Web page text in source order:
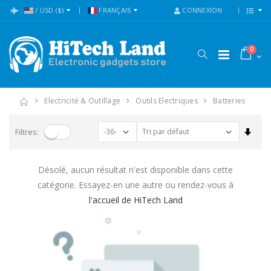
: / USD ($) FRANÇAIS CONNEXION
0
Electricité & Outillage Outils Electriques Batteries
Filtres: Trier
Désolé, aucun résultat n'est disponible dans cette
catégorie. Essayez-en une autre ou rendez-vous à
l'accueil de HiTech Land